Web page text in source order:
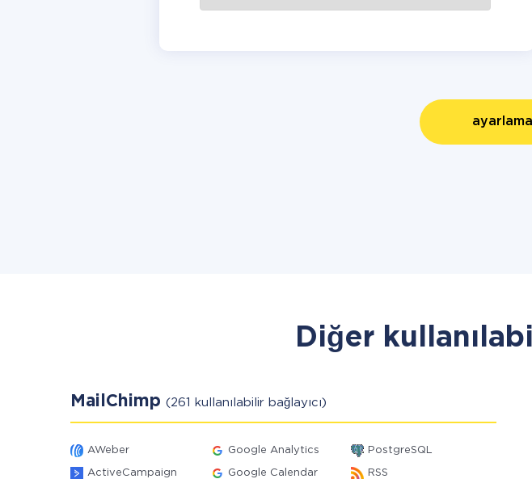
Diğer
MailChimp (261 kullanılabilir bağlayıcı)
AWeber Google Analytics PostgreSQL
ActiveCampaign Google Calendar RSS